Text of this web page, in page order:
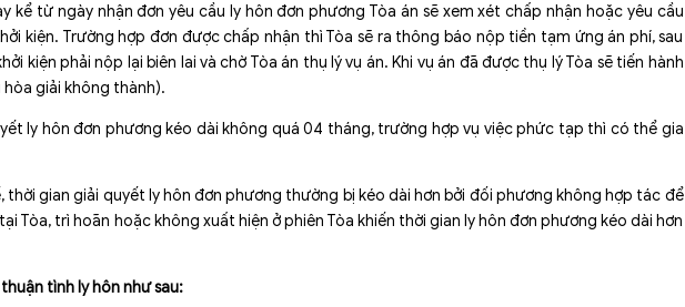
kể từ ngày nhận đơn yêu cầu ly hôn đơn phương Tòa án sẽ xem xét chấp nhận hoặc yêu cầu
kiện. Trường hợp đơn được chấp nhận thì Tòa sẽ ra thông báo nộp tiền tạm ứng án phí, sau
kiện phải nộp lại biên lai và chờ Tòa án thụ lý vụ án. Khi vụ án đã được thụ lý Tòa sẽ tiến hành
hòa giải không thành).
ly hôn đơn phương kéo dài không quá 04 tháng, trường hợp vụ việc phức tạp thì có thể gia
thời gian giải quyết ly hôn đơn phương thường bị kéo dài hơn bởi đối phương không hợp tác để
Tòa, trì hoãn hoặc không xuất hiện ở phiên Tòa khiến thời gian ly hôn đơn phương kéo dài hơn
tình ly hôn như sau: